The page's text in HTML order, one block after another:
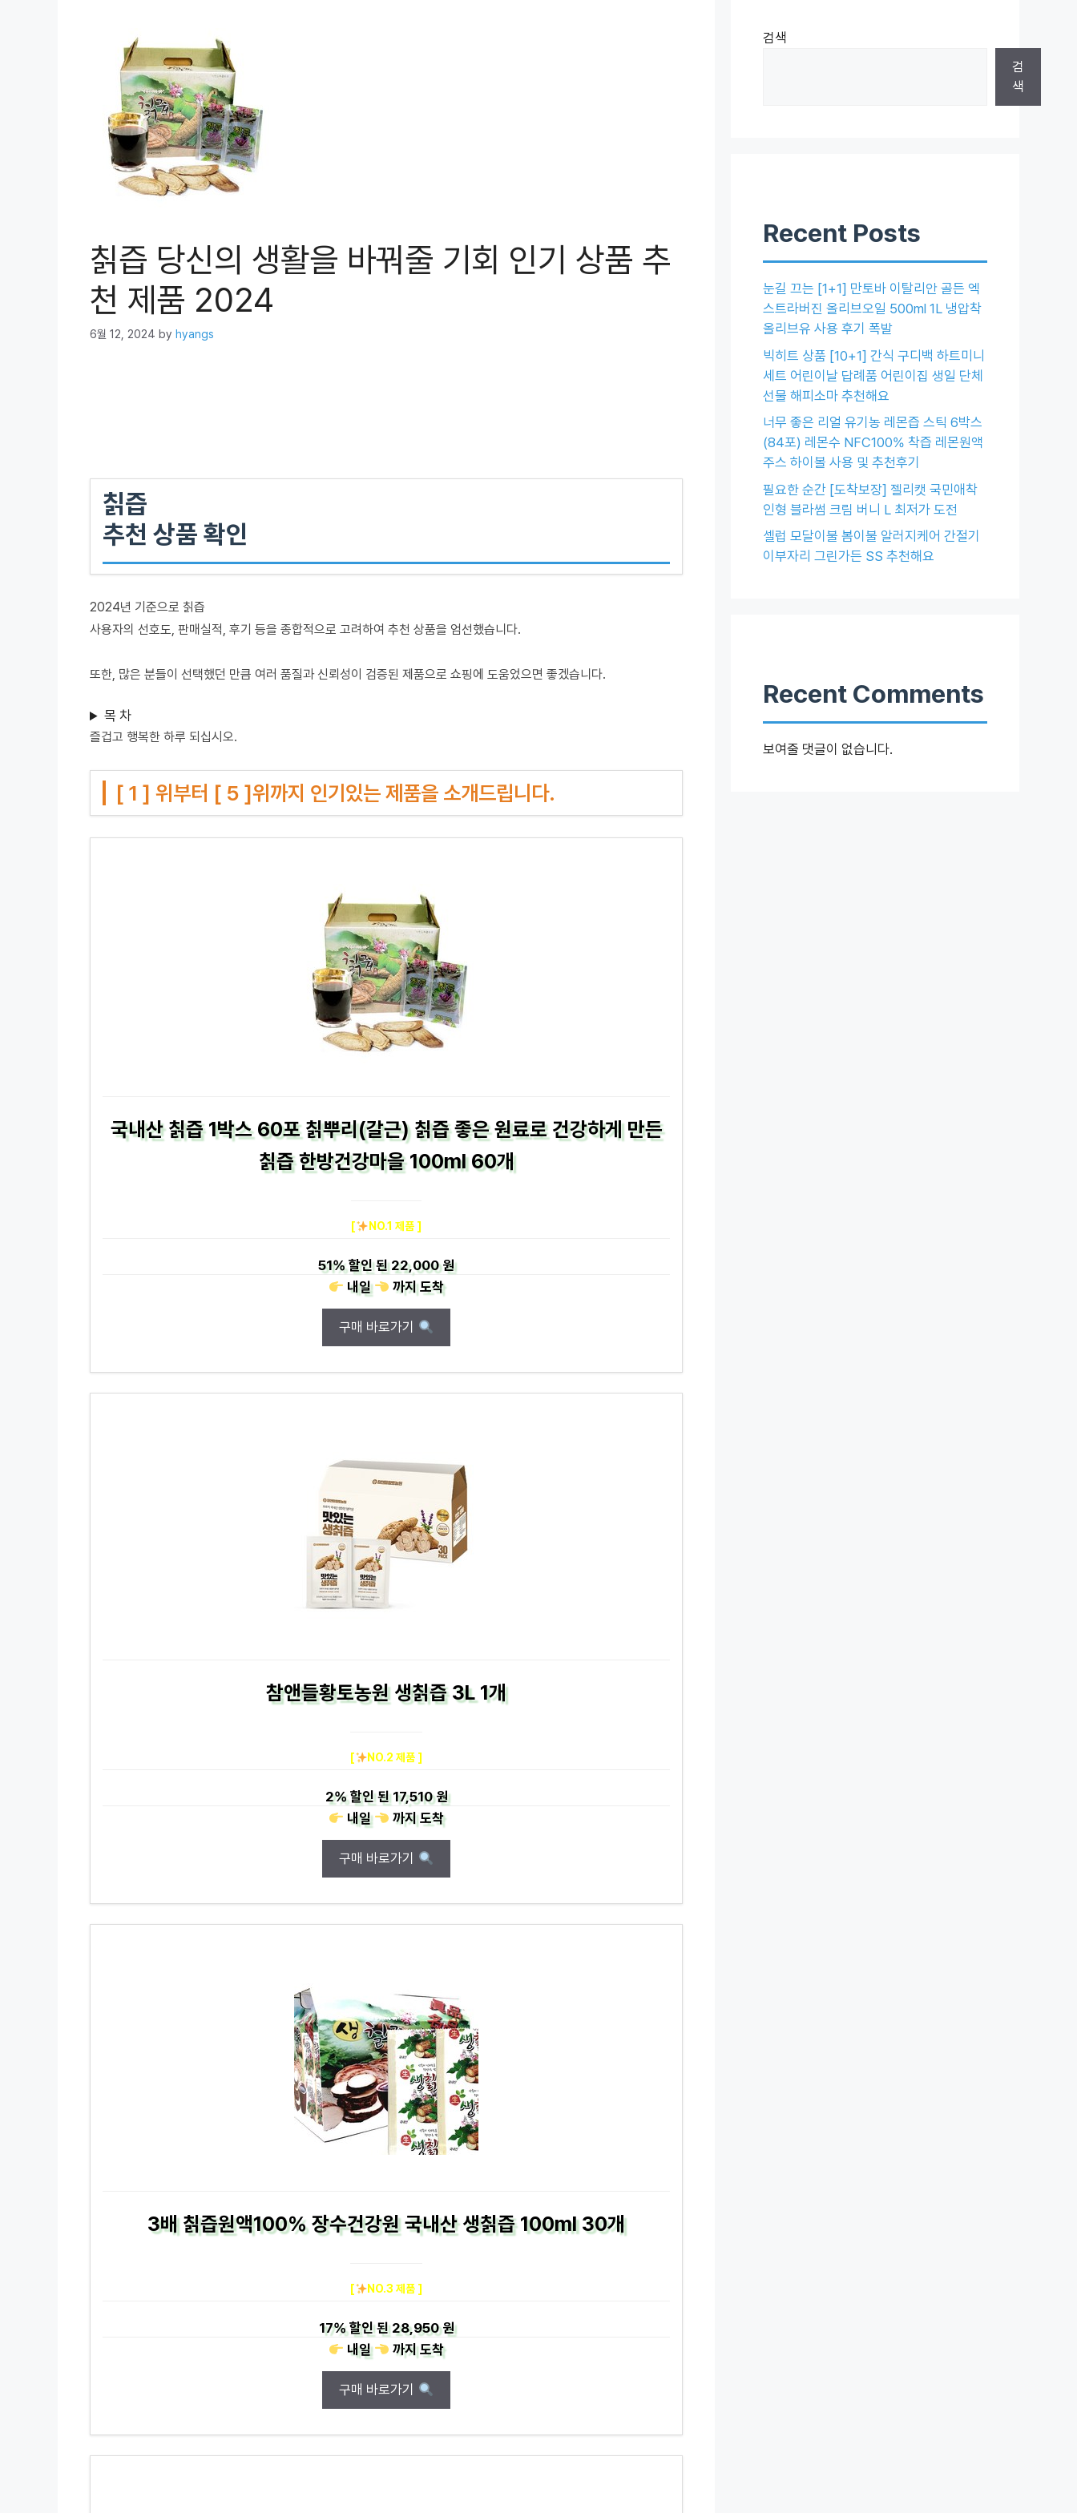
칡즙 당신의 생활을 바꿔줄 기회 인기 상품 추
천 제품 2024
6월 12, 2024 by hyangs
칡즙
추천 상품 확인
2024년 기준으로 칡즙
사용자의 선호도, 판매실적, 후기 등을 종합적으로 고려하여 추천 상품을 엄선했습니다.
또한, 많은 분들이 선택했던 만큼 여러 품질과 신뢰성이 검증된 제품으로 쇼핑에 도움었으면 좋겠습니다.
목 차
즐겁고 행복한 하루 되십시오.
[ 1 ] 위부터 [ 5 ]위까지 인기있는 제품을 소개드립니다.
국내산 칡즙 1박스 60포 칡뿌리(갈근) 칡즙 좋은 원료로 건강하게 만든
칡즙 한방건강마을 100ml 60개
[ NO.1 제품 ]
51%할인 된22,000 원
내일
까지도착
구매 바로가기
참앤들황토농원 생칡즙 3L 1개
[ NO.2 제품 ]
2%할인 된17,510 원
내일
까지도착
구매 바로가기
3배 칡즙원액100% 장수건강원 국내산 생칡즙 100ml 30개
[ NO.3 제품 ]
17%할인 된28,950 원
내일
까지도착
구매 바로가기
검색
검
색
Recent Posts
눈길 끄는 [1+1] 만토바 이탈리안 골든 엑
스트라버진 올리브오일 500ml 1L 냉압착
올리브유 사용 후기 폭발
빅히트 상품 [10+1] 간식 구디백 하트미니
세트 어린이날 답례품 어린이집 생일 단체
선물 해피소마 추천해요
너무 좋은 리얼 유기농 레몬즙 스틱 6박스
(84포) 레몬수 NFC100% 착즙 레몬원액
주스 하이볼 사용 및 추천후기
필요한 순간 [도착보장] 젤리캣 국민애착
인형 블라썸 크림 버니 L 최저가 도전
셀럽 모달이불 봄이불 알러지케어 간절기
이부자리 그린가든 SS 추천해요
Recent Comments
보여줄 댓글이 없습니다.